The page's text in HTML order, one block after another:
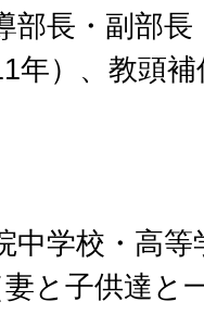
部長・副部
年）、教頭
中学校・高等
と子供達と